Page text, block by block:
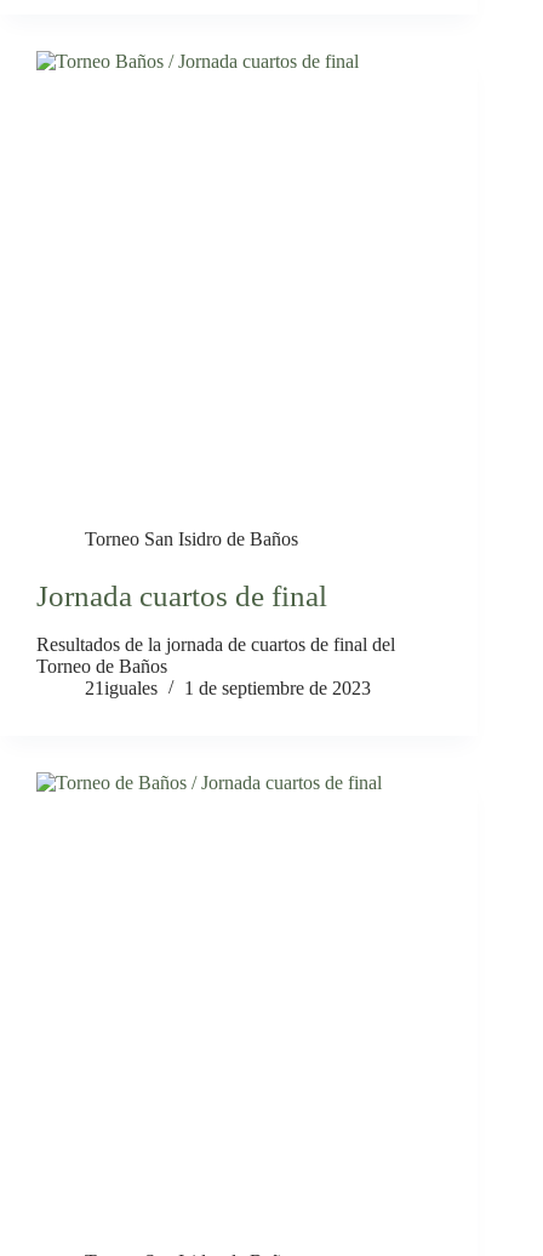
Torneo San Isidro de Baños
Jornada cuartos de final
Resultados de la jornada de cuartos de final del
Torneo de Baños
21iguales
1 de septiembre de 2023